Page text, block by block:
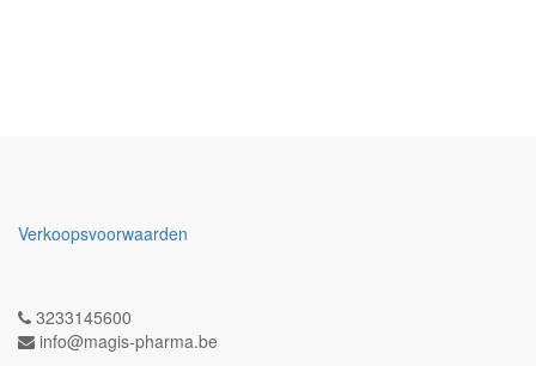
Verkoopsvoorwaarden
3233145600
info@magis-pharma.be